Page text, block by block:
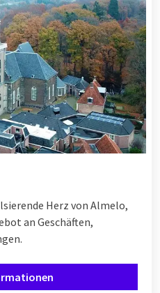
Herz von Almelo,
an Geschäften,